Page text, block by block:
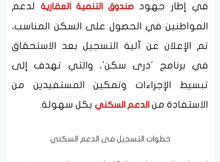
في إطار جهودصندوق التنمية العقارية لدعم
المواطنين في الحصول على السكن المناسب،
تم الإعلان عن آلية التسجيل بعد الاستحقاق
في برنامج 'ذرى سكن'، والتي تهدف إلى
تبسيط الإجراءات وتمكين المستفيدين من
الاستفادة من الدعم السكني بكل سهولة.
خطوات التسجيل فى الدعم السكني